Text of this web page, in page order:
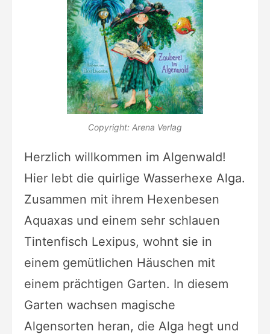
Copyright: Arena Verlag
Herzlich willkommen im Algenwald!
Hier lebt die quirlige Wasserhexe Alga.
Zusammen mit ihrem Hexenbesen
Aquaxas und einem sehr schlauen
Tintenfisch Lexipus, wohnt sie in
einem gemütlichen Häuschen mit
einem prächtigen Garten. In diesem
Garten wachsen magische
Algensorten heran, die Alga hegt und